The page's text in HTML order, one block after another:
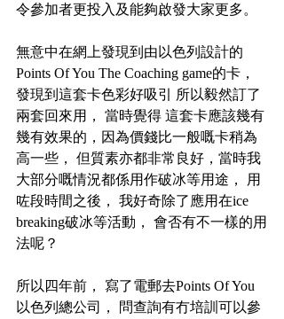
令參加者更投入及能夠啟發大家更多。
無意中在網上發現到由以色列設計的
Points Of You The Coaching game的卡，
發現到這套卡色彩好吸引 所以毅然訂了
兩套回來用， 當時覺得 這套卡應該幾有
幾有效果的，因為價錢比一般嘅卡稍為
高一些， 但質素亦都非常良好，當時我
大部分嘅情況都係用作破冰等用途， 用
咗段時間之後， 我好奇除了應用在ice
breaking破冰等活動， 會否有不一樣的用
法呢？
所以四年前， 寫了電郵去Points Of You
以色列總公司， 問查詢有冇培訓可以參